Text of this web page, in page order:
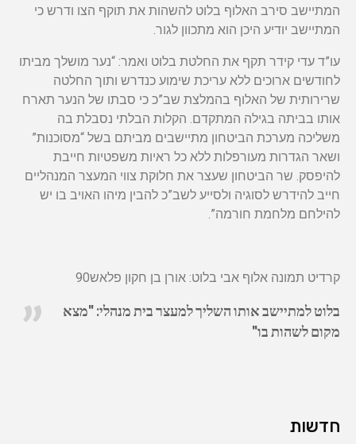
חדשות
המתיישב סירב האלוף בלוט להשהות את תוקף הצו ודרש כי
המתיישב יודיע היכן הוא מתכוון לגור.
עו”ד עדי קידר תקף את החלטת בלוט ואמר: “נער מושלך מביתו
לחודשים ארוכים ללא עריכת שימוע כנדרש ותוך החלטה
שרירותית של האלוף בהמלצת שב”כ כי סבתו של הנער תארח
אותו בביתה בגילה המתקדם. הקלות הבלתי נסבלת בה
משליכה מערכת הביטחון מתיישבים מביתם בשל “מסוכנות”
ושאר הגדרות מעורפלות ללא כל ראיות משפטיות חייבת
להיפסק. שר הביטחון שעצר את חלוקת צווי המעצר המנהליים
חייב להידרש לסוגיה ולסייע לשב”כ להבין מיהו האויב בו יש
להילחם מלחמת חורמה”.
קרדיט תמונה אלוף אבי בלוט: אורן בן חקון פלאש90
בלוט למתיישב אותו השליך למעצר בית מנהלי: "מצא
מקום לשהות בו"